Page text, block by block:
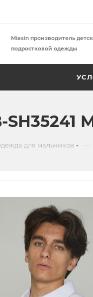
Miasin производитель
подростковой одежды
для мальчиков